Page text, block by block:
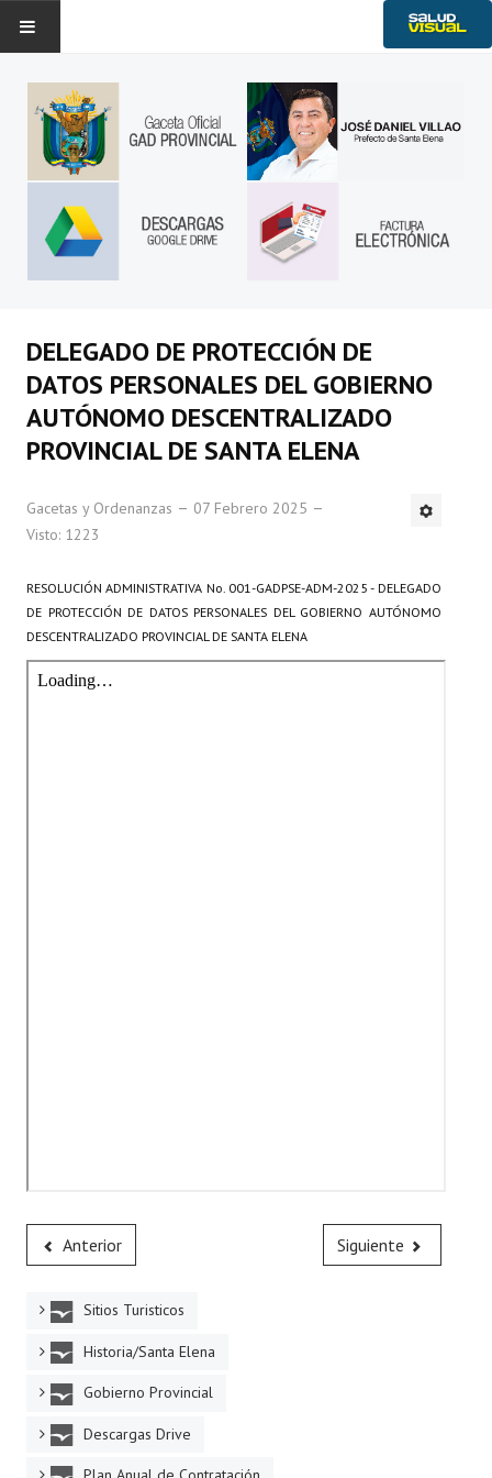
Historia
Noticias
Gobierno Provincial
Transparencia
Ambiente
DELEGADO DE PROTECCIÓN DE
DATOS PERSONALES DEL GOBIERNO
AUTÓNOMO DESCENTRALIZADO
PROVINCIAL DE SANTA ELENA
Gacetas y Ordenanzas
07 Febrero 2025
Visto: 1223
RESOLUCIÓN ADMINISTRATIVA No. 001-GADPSE-ADM-2025 - DELEGADO
DE PROTECCIÓN DE DATOS PERSONALES DEL GOBIERNO AUTÓNOMO
DESCENTRALIZADO PROVINCIAL DE SANTA ELENA
Anterior Siguiente
Sitios Turisticos
Historia/Santa Elena
Gobierno Provincial
Descargas Drive